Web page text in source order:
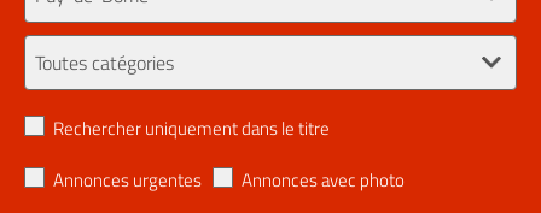
Rechercher uniquement dans le titre
Annonces urgentes
Annonces avec photo